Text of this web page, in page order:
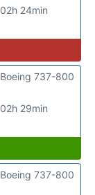
02h 24min
02h 29min
Boeing 737-800
Boeing 737-800